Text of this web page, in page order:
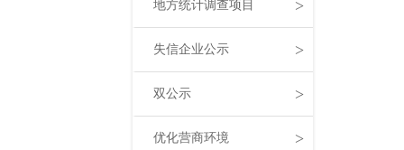
地方统计调查项目 >
失信企业公示 >
双公示 >
优化营商环境 >